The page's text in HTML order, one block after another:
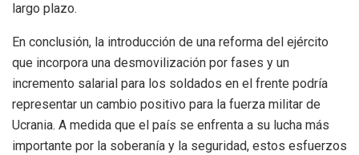
largo plazo.
En conclusión, la introducción de una reforma del ejército
que incorpora una desmovilización por fases y un
incremento salarial para los soldados en el frente podría
representar un cambio positivo para la fuerza militar de
Ucrania. A medida que el país se enfrenta a su lucha más
importante por la soberanía y la seguridad, estos esfuerzos